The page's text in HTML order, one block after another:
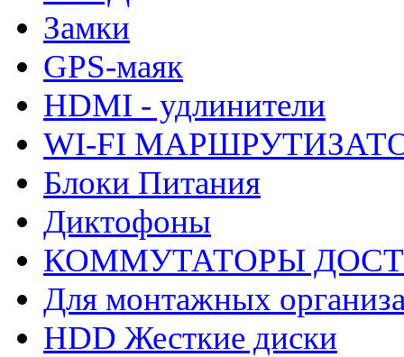
Замки
GPS-маяк
HDMI - удлинители
WI-FI
Блоки Питания
Диктофоны
КОММУТАТОРЫ
Для монтажных
HDD Жесткие диски